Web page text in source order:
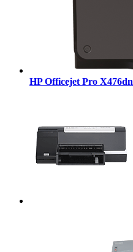
HP Officejet Pro X476dn